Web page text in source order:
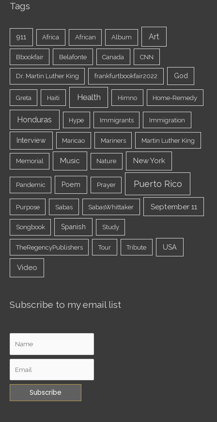
Tags
911 Africa African Album Art
Bbookfair Belafonte Canada CNN
Dr. Martin Luther King frankfurtbookfair2022 God
Greta Haiti Health Himno Home-Remedy
Honduras Hype Immigrants Immigration
Interview Maricao Mariners Martin Luther King
Memorial Music Nature New York
Pandemic Poem Prayer Puerto Rico
Purpose Sabas SabasWhittaker September 11
Songbook Spanish Study
TheRegencyPublishers Tour Tribute USA
Video
Subscribe to my email list